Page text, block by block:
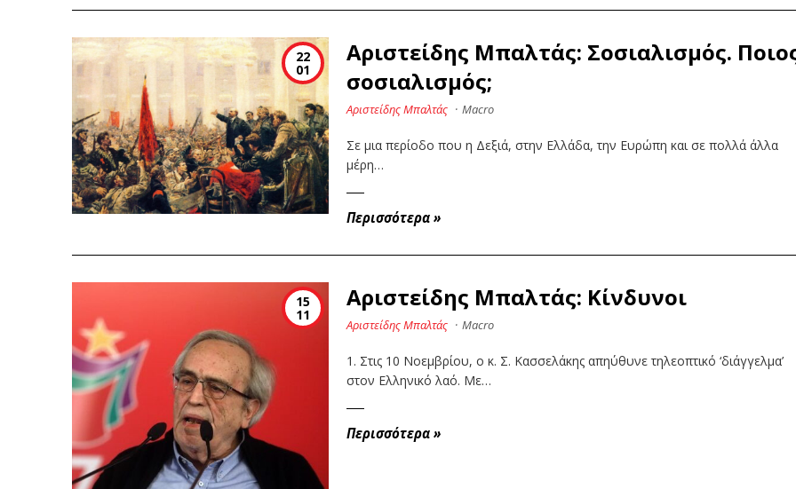
22
01
Αριστείδης Μπαλτάς: Σοσιαλισμός.
σοσιαλισμός;
Αριστείδης Μπαλτάς · Macro
Σε μια περίοδο που η Δεξιά, στην Ελλάδα, την Ευρώπη και σε πολλά άλλα
μέρη…
Περισσότερα»
15
11
Αριστείδης Μπαλτάς: Κίνδυνοι
Αριστείδης Μπαλτάς · Macro
1. Στις 10 Νοεμβρίου, ο κ. Σ. Κασσελάκης απηύθυνε τηλεοπτικό ‘διάγγελμα’
στον Ελληνικό λαό. Με…
Περισσότερα»